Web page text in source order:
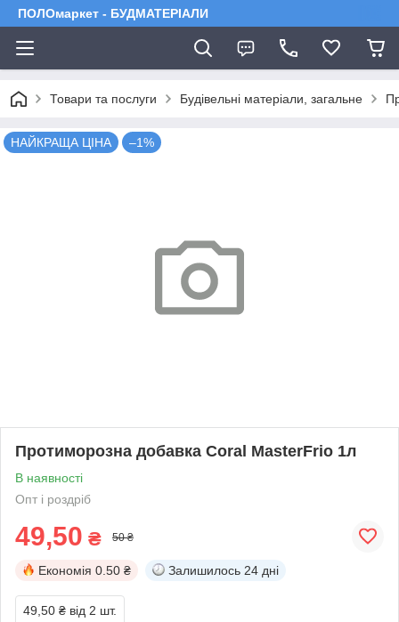
ПОЛОмаркет - БУДМАТЕРІАЛИ
Товари та послуги Будівельні матеріали, загальне
НАЙКРАЩА ЦІНА –1%
Протиморозна добавка Coral MasterFrio 1л
В наявності
Опт і роздріб
49,50 ₴ 50 ₴
Економія 0.50 ₴ Залишилось 24 дні
49,50 ₴ від 2 шт.